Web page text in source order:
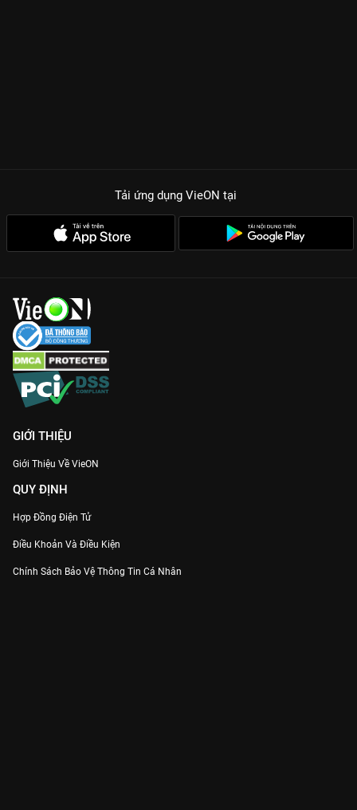
Tải ứng dụng VieON tại
GIỚI THIỆU
Giới Thiệu Về VieON
QUY ĐỊNH
Hợp Đồng Điện Tử
Điều Khoản Và Điều Kiện
Chính Sách Bảo Vệ Thông Tin Cá Nhân